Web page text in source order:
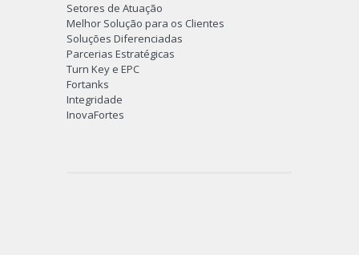
Setores de Atuação
Melhor Solução para os Clientes
Soluções Diferenciadas
Parcerias Estratégicas
Turn Key e EPC
Fortanks
Integridade
InovaFortes